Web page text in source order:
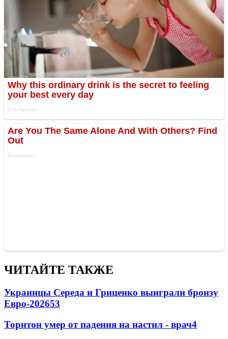
ЧИТАЙТЕ ТАКЖЕ
Украинцы Середа и Гриценко выиграли бронзу
Евро-202653
Торнтон умер от падения на настил - врач4